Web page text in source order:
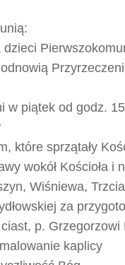
w piątek od godz.
które sprzątały
wokół Kościoła i
Wiśniewa,
za
p. Grzegorzowi
kaplicy